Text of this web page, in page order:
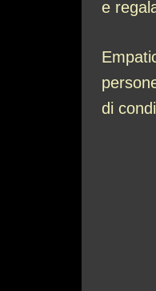
e
di